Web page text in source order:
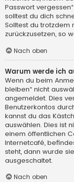
Passwort
solltest du dich
Solltest du trotzdem
zurückzusetzen, so
Nach oben
Warum werde ich
Wenn du beim
bleiben“ nicht
angemeldet. Dies
Benutzerkontos
kannst du das
auswählen. Dies ist
einem öffentlichen
Internetcafé,
steht, dann wurde
ausgeschaltet.
Nach oben